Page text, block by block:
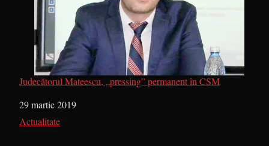
Judecătorul Mateescu, „pressing” permanent în CSM
Dată
29 martie 2019
În legătură cu
Actualitate